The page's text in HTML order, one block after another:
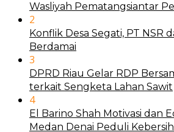
Wasliyah Pematangsiantar
2
Konflik Desa Segati, PT NSR
Berdamai
3
DPRD Riau Gelar RDP
terkait Sengketa Lahan Sawit
4
El Barino Shah Motivasi dan
Medan Denai Peduli